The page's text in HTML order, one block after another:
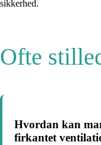
sikkerhed.
Ofte
Hvordan kan
firkantet